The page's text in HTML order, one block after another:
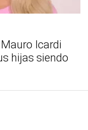
Icardi
hijas siendo